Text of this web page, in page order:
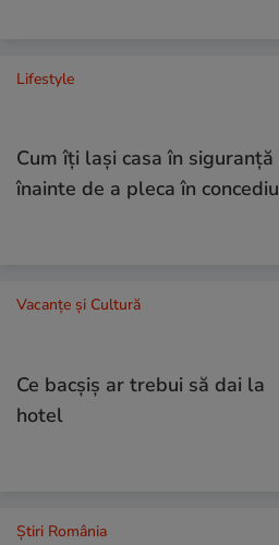
Lifestyle
Cum îţi laşi casa în siguranţă
înainte de a pleca în concediu
Vacanțe și Cultură
Ce bacşiş ar trebui să dai la
hotel
Știri România